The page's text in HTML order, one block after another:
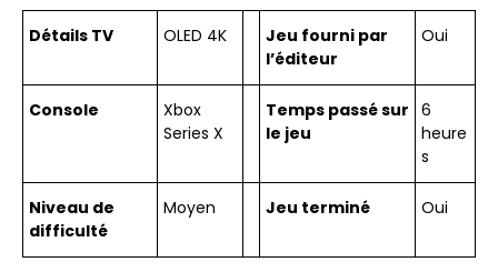
Détails TV OLED 4K
Jeu fourni par
l’éditeur
Oui
Console
Xbox
Series X
Temps passé sur
le jeu
6
heure
s
Niveau de
difficulté
Moyen Jeu terminé Oui